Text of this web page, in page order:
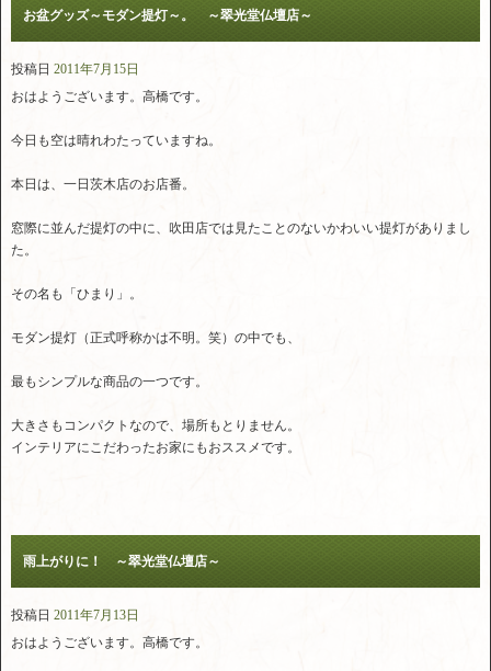
お盆グッズ～モダン提灯～。 ～翠光堂仏壇店～
投稿日 2011年7月15日
おはようございます。高橋です。
今日も空は晴れわたっていますね。
本日は、一日茨木店のお店番。
窓際に並んだ提灯の中に、吹田店では見たことのないかわいい提灯がありまし
た。
その名も「ひまり」。
モダン提灯（正式呼称かは不明。笑）の中でも、
最もシンプルな商品の一つです。
大きさもコンパクトなので、場所もとりません。
インテリアにこだわったお家にもおススメです。
雨上がりに！ ～翠光堂仏壇店～
投稿日 2011年7月13日
おはようございます。高橋です。